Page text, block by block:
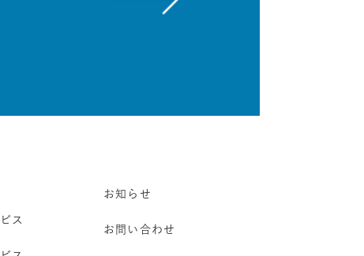
ス
お知らせ
お問い合わせ